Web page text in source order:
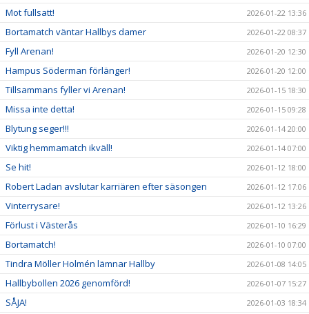
Mot fullsatt! 2026-01-22 13:36
Bortamatch väntar Hallbys damer 2026-01-22 08:37
Fyll Arenan! 2026-01-20 12:30
Hampus Söderman förlänger! 2026-01-20 12:00
Tillsammans fyller vi Arenan! 2026-01-15 18:30
Missa inte detta! 2026-01-15 09:28
Blytung seger!!! 2026-01-14 20:00
Viktig hemmamatch ikväll! 2026-01-14 07:00
Se hit! 2026-01-12 18:00
Robert Ladan avslutar karriären efter säsongen 2026-01-12 17:06
Vinterrysare! 2026-01-12 13:26
Förlust i Västerås 2026-01-10 16:29
Bortamatch! 2026-01-10 07:00
Tindra Möller Holmén lämnar Hallby 2026-01-08 14:05
Hallbybollen 2026 genomförd! 2026-01-07 15:27
SÅJA! 2026-01-03 18:34